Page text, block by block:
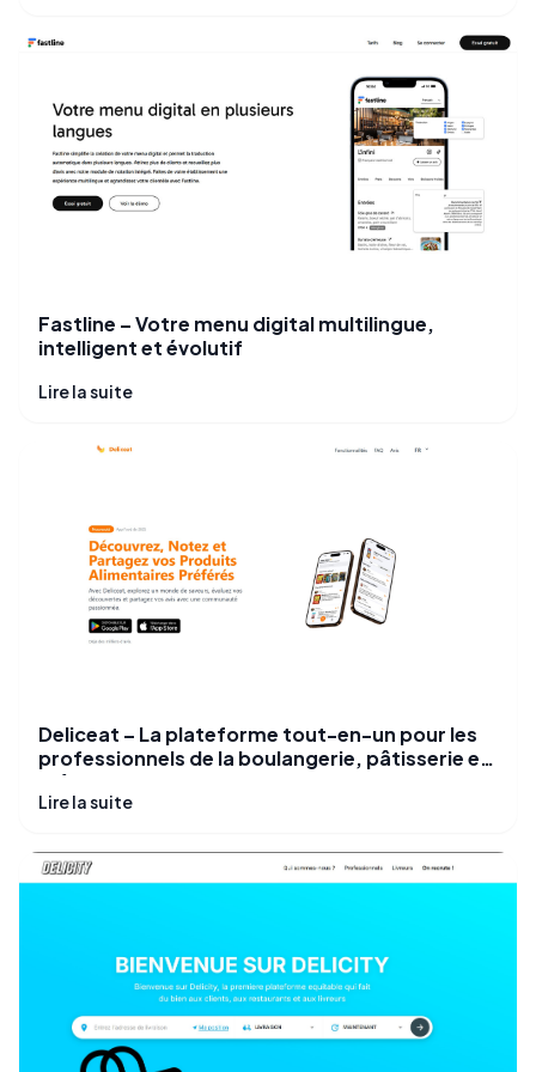
Fastline – Votre menu digital multilingue,
intelligent et évolutif
Lire la suite
Deliceat – La plateforme tout-en-un pour les
professionnels de la boulangerie, pâtisserie et
métiers de bouche
Lire la suite